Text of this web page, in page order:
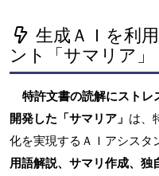
生成ＡＩを利
ント「サマリア」
特許文書の読解にストレ
開発した「サマリア」 は、
化を実現するＡＩアシスタ
用語解説、サマリ作成、独